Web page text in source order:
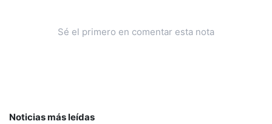
Sé el primero en comentar esta nota
Noticias más leídas